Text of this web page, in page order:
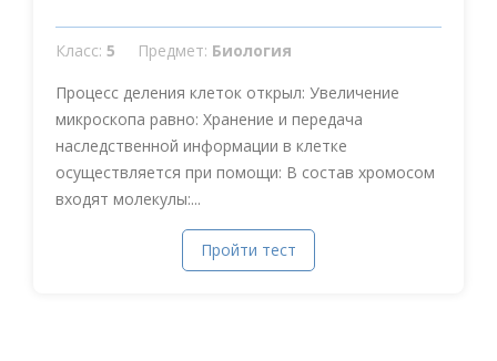
Класс: 5 Предмет: Биология
Процесс деления клеток открыл: Увеличение
микроскопа равно: Хранение и передача
наследственной информации в клетке
осуществляется при помощи: В состав хромосом
входят молекулы:...
Пройти тест